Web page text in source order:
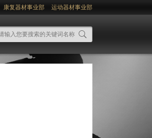
康复器材事业部 运动器材事业部